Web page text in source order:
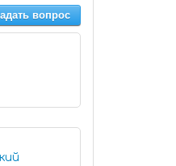
вопрос